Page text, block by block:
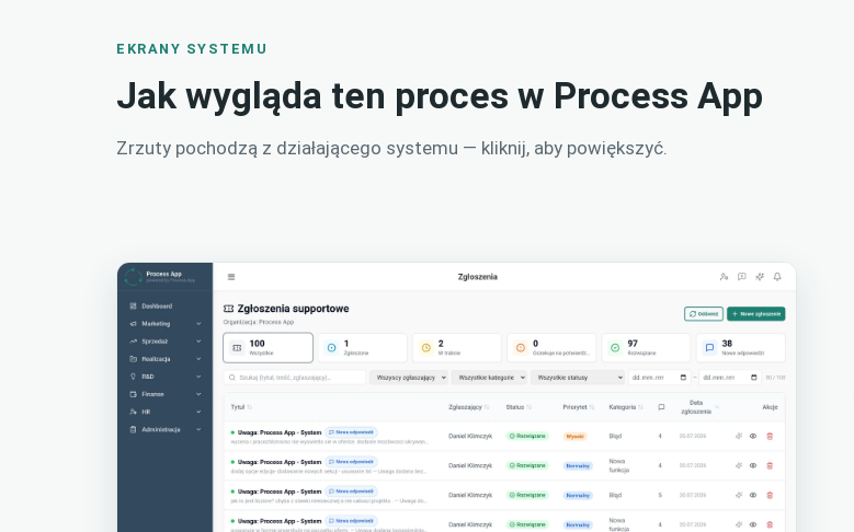
EKRANY SYSTEMU
Jak wygląda ten proces w Process App
Zrzuty pochodzą z działającego systemu — kliknij, aby powiększyć.